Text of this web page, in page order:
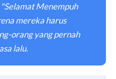
Menempuh
mereka harus
orang yang pernah
lalu.